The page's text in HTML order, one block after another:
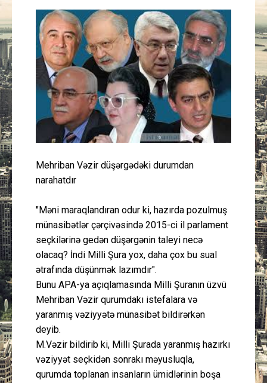
Hadisə
Güney Azərbaycan
Mədəniyyət
Müsahibə
Gündəm
Cəmiyyət
Əlaqə
Mehriban Vəzir düşərgədəki durumdan
narahatdır
"Məni maraqlandıran odur ki, hazırda pozulmuş
münasibətlər çərçivəsində 2015-ci il parlament
seçkilərinə gedən düşərgənin taleyi necə
olacaq? İndi Milli Şura yox, daha çox bu sual
ətrafında düşünmək lazımdır".
Bunu APA-ya açıqlamasında Milli Şuranın üzvü
Mehriban Vəzir qurumdakı istefalara və
yaranmış vəziyyətə münasibət bildirərkən
deyib.
M.Vəzir bildirib ki, Milli Şurada yaranmış hazırkı
vəziyyət seçkidən sonrakı məyusluqla,
qurumda toplanan insanların ümidlərinin boşa